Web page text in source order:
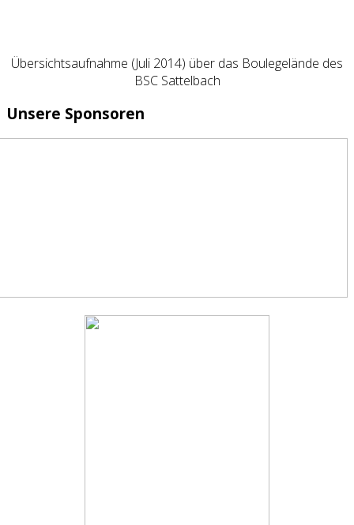
Übersichtsaufnahme (Juli 2014) über das Boulegelände des
BSC Sattelbach
Unsere Sponsoren